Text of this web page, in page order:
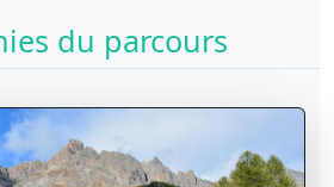
du parcours